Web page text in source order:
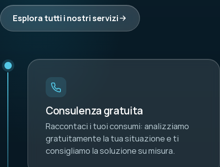
Esplora tutti i nostri servizi
Consulenza gratuita
Raccontaci i tuoi consumi: analizziamo
gratuitamente la tua situazione e ti
consigliamo la soluzione su misura.